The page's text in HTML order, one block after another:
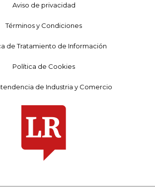
Aviso de privacidad
Términos y Condiciones
de Tratamiento de Información
Política de Cookies
de Industria y Comercio